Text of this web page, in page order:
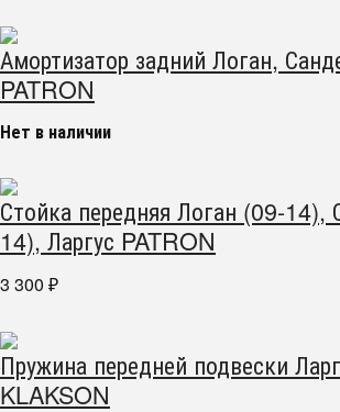
Амортизатор задний Логан,
PATRON
Нет в наличии
Стойка передняя Логан (09-14),
14), Ларгус PATRON
3 300 ₽
Пружина передней подвески
KLAKSON